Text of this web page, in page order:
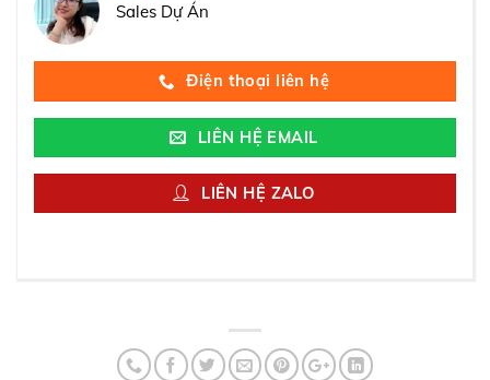
Sales Dự Án
Điện thoại liên hệ
LIÊN HỆ EMAIL
LIÊN HỆ ZALO